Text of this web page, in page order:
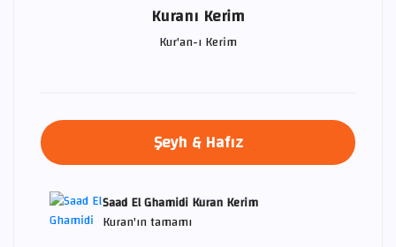
Kuranı Kerim
Kur'an-ı Kerim
Şeyh & Hafız
Saad El Ghamidi Kuran Kerim
Kuran'ın tamamı